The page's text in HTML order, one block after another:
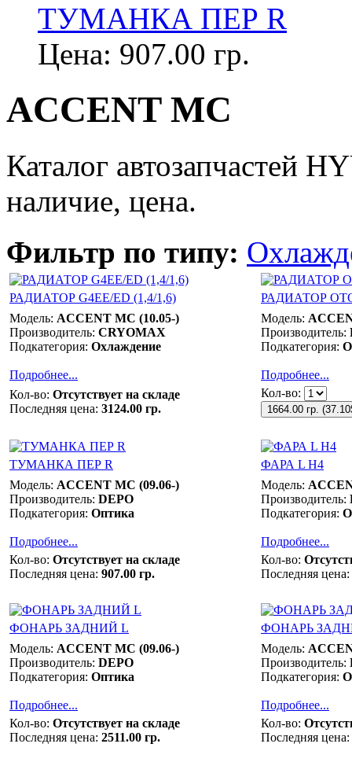
ТУМАНКА ПЕР R
Цена: 907.00 гр.
ACCENT MC
Каталог автозапчастей
наличие, цена.
Фильтр по типу:
РАДИАТОР G4EE/ED (1,4/1,6)
РАДИАТОР
Модель: ACCENT MC (10.05-)
Производитель: CRYOMAX
Подкатегория: Охлаждение
Подробнее...
Модель:
Производитель:
Подкатегория:
Подробнее...
Кол-во: Отсутствует на складе
Последняя цена: 3124.00 гр.
Кол-во:
1664.00 гр. (
ТУМАНКА ПЕР R
ФАРА L Н4
Модель: ACCENT MC (09.06-)
Производитель: DEPO
Подкатегория: Оптика
Подробнее...
Модель:
Производитель:
Подкатегория:
Подробнее...
Кол-во: Отсутствует на складе
Последняя цена: 907.00 гр.
Кол-во:
Последняя цена:
ФОНАРЬ ЗАДНИЙ L
ФОНАРЬ
Модель: ACCENT MC (09.06-)
Производитель: DEPO
Подкатегория: Оптика
Подробнее...
Модель:
Производитель:
Подкатегория:
Подробнее...
Кол-во: Отсутствует на складе
Последняя цена: 2511.00 гр.
Кол-во:
Последняя цена: